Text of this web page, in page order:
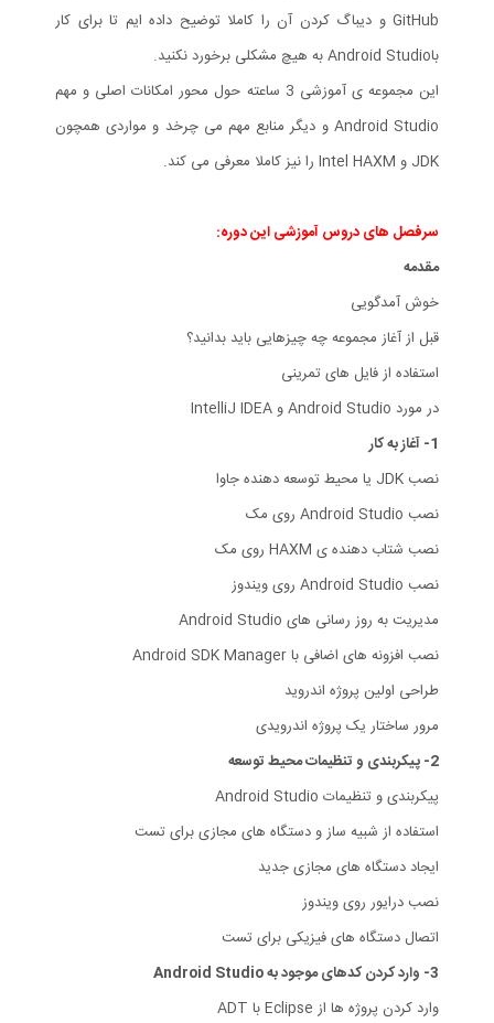
GitHub و دیباگ کردن آن را کاملا توضیح داده ایم تا برای کار
باAndroid Studio به هیچ مشکلی برخورد نکنید.
این مجموعه ی آموزشی 3 ساعته حول محور امکانات اصلی و مهم
Android Studio و دیگر منابع مهم می چرخد و مواردی همچون
JDK و Intel HAXM را نیز کاملا معرفی می کند.
سرفصل های دروس آموزشی این دوره:
مقدمه
خوش آمدگویی
قبل از آغاز مجموعه چه چیزهایی باید بدانید؟
استفاده از فایل های تمرینی
در مورد Android Studio و IntelliJ IDEA
1- آغاز به کار
نصب JDK یا محیط توسعه دهنده جاوا
نصب Android Studio روی مک
نصب شتاب دهنده ی HAXM روی مک
نصب Android Studio روی ویندوز
مدیریت به روز رسانی های Android Studio
نصب افزونه های اضافی با Android SDK Manager
طراحی اولین پروژه اندروید
مرور ساختار یک پروژه اندرویدی
2- پیکربندی و تنظیمات محیط توسعه
پیکربندی و تنظیمات Android Studio
استفاده از شبیه ساز و دستگاه های مجازی برای تست
ایجاد دستگاه های مجازی جدید
نصب درایور روی ویندوز
اتصال دستگاه های فیزیکی برای تست
3- وارد کردن کدهای موجود به Android Studio
وارد کردن پروژه ها از Eclipse با ADT